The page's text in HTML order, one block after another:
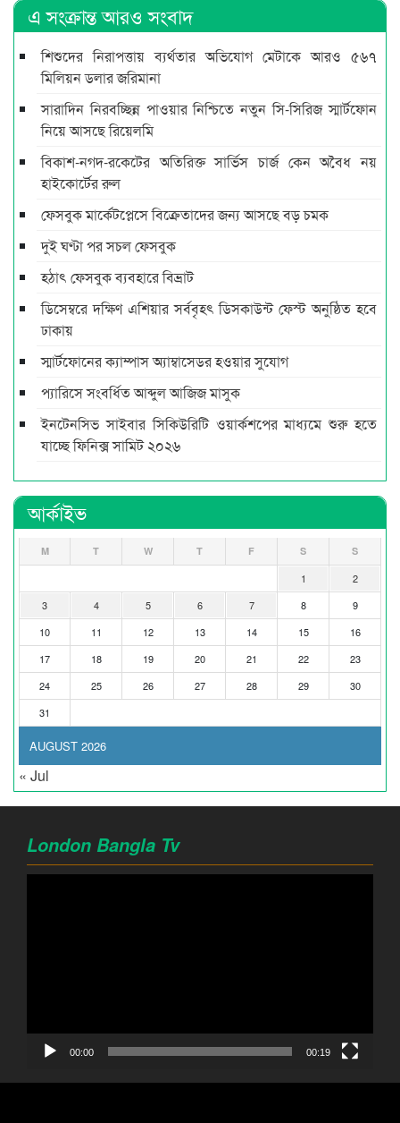
এ সংক্রান্ত আরও সংবাদ
শিশুদের নিরাপত্তায় ব্যর্থতার অভিযোগ মেটাকে আরও ৫৬৭
মিলিয়ন ডলার জরিমানা
সারাদিন নিরবচ্ছিন্ন পাওয়ার নিশ্চিতে নতুন সি-সিরিজ স্মার্টফোন
নিয়ে আসছে রিয়েলমি
বিকাশ-নগদ-রকেটের অতিরিক্ত সার্ভিস চার্জ কেন অবৈধ নয়
হাইকোর্টের রুল
ফেসবুক মার্কেটপ্লেসে বিক্রেতাদের জন্য আসছে বড় চমক
দুই ঘণ্টা পর সচল ফেসবুক
হঠাৎ ফেসবুক ব্যবহারে বিভ্রাট
ডিসেম্বরে দক্ষিণ এশিয়ার সর্ববৃহৎ ডিসকাউন্ট ফেস্ট অনুষ্ঠিত হবে
ঢাকায়
স্মার্টফোনের ক্যাম্পাস অ্যাম্বাসেডর হওয়ার সুযোগ
প্যারিসে সংবর্ধিত আব্দুল আজিজ মাসুক
ইনটেনসিভ সাইবার সিকিউরিটি ওয়ার্কশপের মাধ্যমে শুরু হতে
যাচ্ছে ফিনিক্স সামিট ২০২৬
আর্কাইভ
AUGUST 2026
M T W T F S S
1
2
3
4 5 6 7 8
9
10
11 12 13 14 15
16
17
18 19 20 21 22
23
24
25 26 27 28 29
30
31
« Jul
London Bangla Tv
00:00 00:19